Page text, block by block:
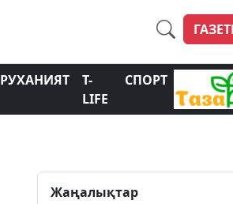
РУХАНИЯТ
T-
LIFE
СПОРТ
Жаңалықтар